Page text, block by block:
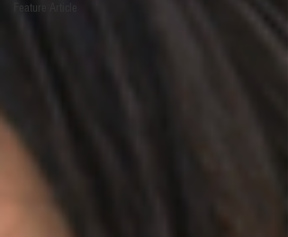
Feature Article